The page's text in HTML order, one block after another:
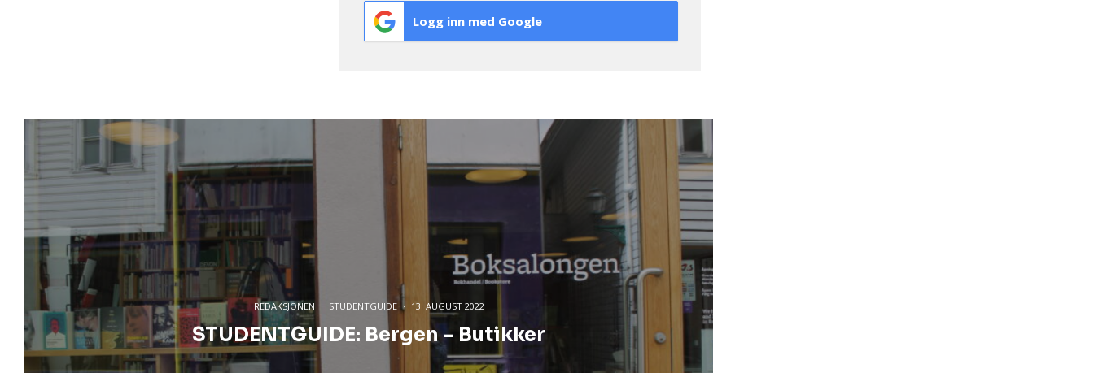
Logg inn med Google
REDAKSJONEN · STUDENTGUIDE · 13. AUGUST 2022
STUDENTGUIDE: Bergen – Butikker